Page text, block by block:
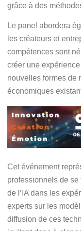
grâce à des
Le panel abordera
les créateurs et
compétences sont
créer une
nouvelles formes de
économiques
Cet événement
professionnels de se
de l’IA dans les
experts sur les
diffusion de ces